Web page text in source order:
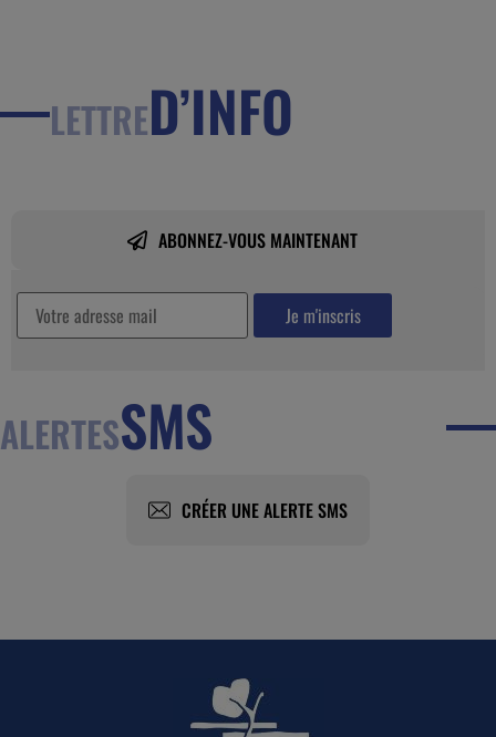
LETTRED’INFO
ABONNEZ-VOUS MAINTENANT
ALERTESSMS
CRÉER UNE ALERTE SMS